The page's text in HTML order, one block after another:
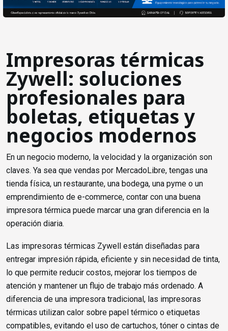
Impresoras térmicas
Zywell: soluciones
profesionales para
boletas, etiquetas y
negocios modernos
En un negocio moderno, la velocidad y la organización son
claves. Ya sea que vendas por MercadoLibre, tengas una
tienda física, un restaurante, una bodega, una pyme o un
emprendimiento de e-commerce, contar con una buena
impresora térmica puede marcar una gran diferencia en la
operación diaria.
Las impresoras térmicas Zywell están diseñadas para
entregar impresión rápida, eficiente y sin necesidad de tinta,
lo que permite reducir costos, mejorar los tiempos de
atención y mantener un flujo de trabajo más ordenado. A
diferencia de una impresora tradicional, las impresoras
térmicas utilizan calor sobre papel térmico o etiquetas
compatibles, evitando el uso de cartuchos, tóner o cintas de